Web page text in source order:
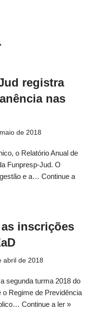
registra
nas
de 2018
o Relatório Anual de
Funpresp-Jud. O
e a… Continue a
inscrições
abril de 2018
segunda turma 2018 do
Regime de Previdência
Continue a ler »